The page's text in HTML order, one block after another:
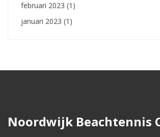
februari 2023 (1)
januari 2023 (1)
Noordwijk Beachtennis